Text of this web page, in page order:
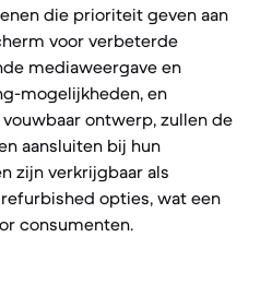
die prioriteit geven aan
voor verbeterde
mediaweergave en
mogelijkheden, en
ontwerp, zullen de
aansluiten bij hun
zijn verkrijgbaar als
opties, wat een
consumenten.